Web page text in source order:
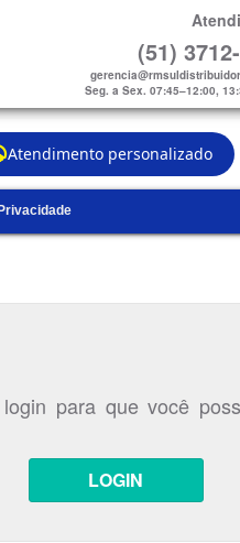
Atendimento personalizado
(51)
Seg. a Sex. 07:45–12:00,
para que você
LOGIN